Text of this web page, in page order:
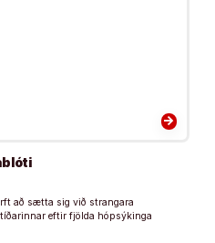
arrow_forward
að sætta sig við strangara
eftir fjölda hópsýkinga